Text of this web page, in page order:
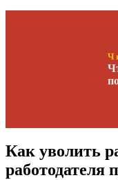
Как уволить
работодателя